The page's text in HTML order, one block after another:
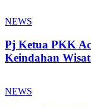
NEWS
Pj Ketua PKK
Keindahan
NEWS